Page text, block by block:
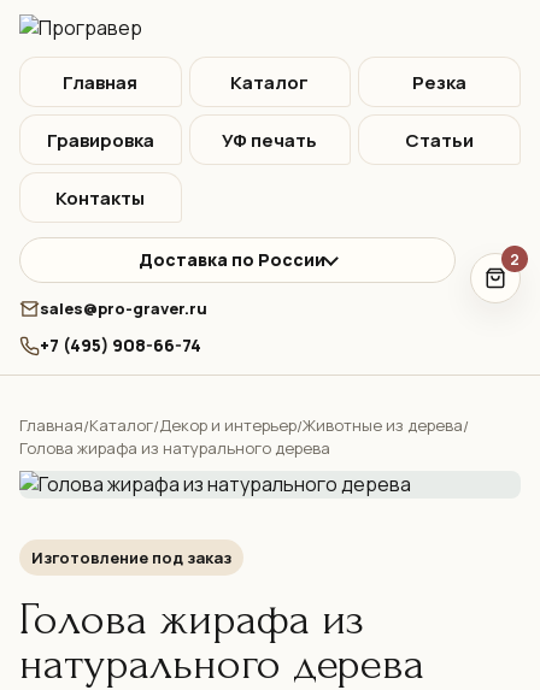
Главная Каталог Резка
Гравировка УФ печать Статьи
Контакты
Доставка по России
sales@pro-graver.ru
+7 (495) 908-66-74
2
Главная/Каталог/Декор и интерьер/Животные из дерева/
Голова жирафа из натурального дерева
Изготовление под заказ
Голова жирафа из
натурального дерева